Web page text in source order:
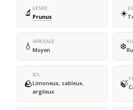
🔬 GENRE
Prunus ☀️
💧 ARROSAGE
Moyen ❄️
🪨
SOL
Limoneux, sableux,
argileux
🍃